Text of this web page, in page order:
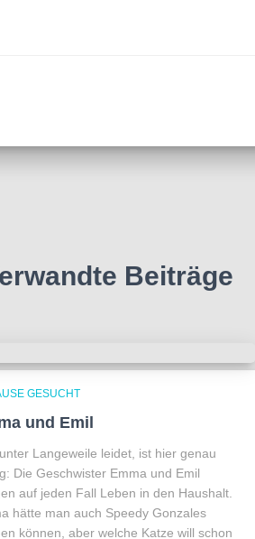
Beiträge
GESUCHT
und Emil
Langeweile leidet, ist hier genau
Die Geschwister Emma und Emil
auf jeden Fall Leben in den Haushalt.
hätte man auch Speedy Gonzales
können, aber welche Katze will schon